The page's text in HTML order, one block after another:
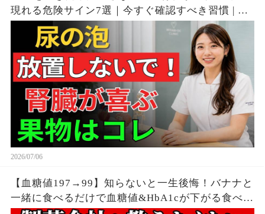
現れる危険サイン7選｜今すぐ確認すべき習慣 | シ
ニア向け
2026/07/06
【血糖値197→99】知らないと一生後悔！バナナと
一緒に食べるだけで血糖値&HbA1cが下がる食べ物